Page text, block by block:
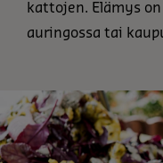
kattojen. Elämys
auringossa tai